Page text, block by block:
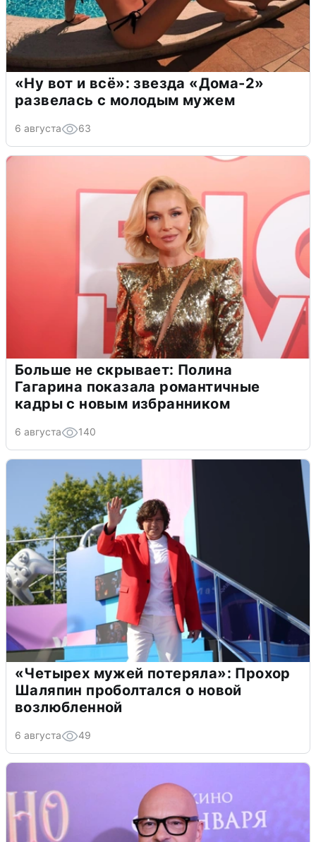
«Ну вот и всё»: звезда «Дома-2»
развелась с молодым мужем
6 августа 63
Больше не скрывает: Полина
Гагарина показала романтичные
кадры с новым избранником
6 августа 140
«Четырех мужей потеряла»: Прохор
Шаляпин проболтался о новой
возлюбленной
6 августа 49